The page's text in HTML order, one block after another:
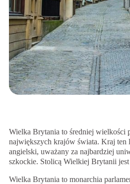
Wielka Brytania to średniej wielkości
największych krajów świata. Kraj ten
angielski, uważany za najbardziej
szkockie. Stolicą Wielkiej Brytanii jest
Wielka Brytania to monarchia